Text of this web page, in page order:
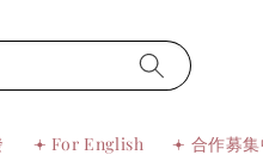
𖥔 For English 𖥔 合作募